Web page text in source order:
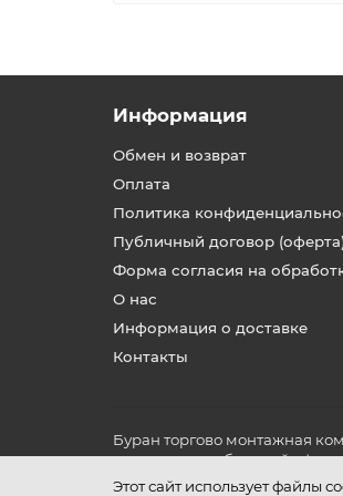
Этот сайт использует файлы
Информация
Обмен и возврат
Оплата
Политика
Публичный договор
Форма согласия на
О нас
Информация о доставке
Контакты
Буран торгово монтажная
не является публичной
и условиях его эксплуатации.